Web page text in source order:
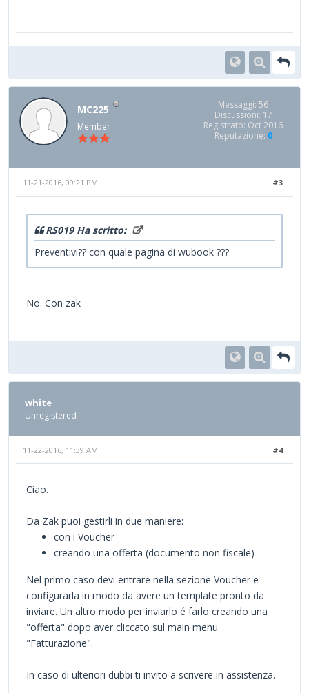
MC225
Member
Messaggi: 56
Discussioni: 17
Registrato: Oct 2016
Reputazione: 0
#3
11-21-2016, 09:21 PM
RS019 Ha scritto:
Preventivi?? con quale pagina di wubook ???
No. Con zak
white
Unregistered
#4
11-22-2016, 11:39 AM
Ciao.
Da Zak puoi gestirli in due maniere:
con i Voucher
creando una offerta (documento non fiscale)
Nel primo caso devi entrare nella sezione Voucher e
configurarla in modo da avere un template pronto da
inviare. Un altro modo per inviarlo é farlo creando una
"offerta" dopo aver cliccato sul main menu
"Fatturazione".
In caso di ulteriori dubbi ti invito a scrivere in assistenza.